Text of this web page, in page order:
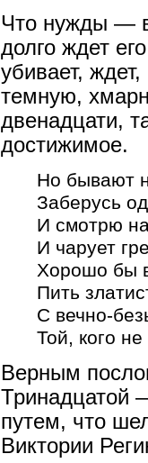
Что нужды —
долго ждет
убивает,
темную,
двенадцати,
достижимое.
Но бывают
Заберусь
И смотрю
И чарует
Хорошо бы
Пить
С вечно-
Той, кого
Верным
Тринадцатой
путем, что
Виктории